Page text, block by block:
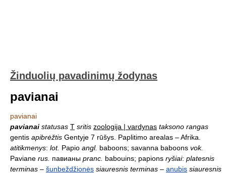
Žinduolių pavadinimų žodynas
pavianai
pavianai
pavianai statusas T sritis zoologija | vardynas taksono rangas
gentis apibrėžtis Gentyje 7 rūšys. Paplitimo arealas – Afrika.
atitikmenys: lot. Papio angl. baboons; savanna baboons vok.
Paviane rus. павианы pranc. babouins; papions ryšiai: platesnis
terminas – šunbeždžionės siauresnis terminas – anubis siauresnis